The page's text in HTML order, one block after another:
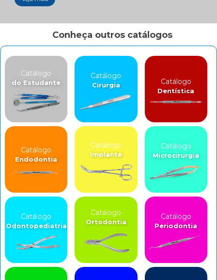
Conheça outros catálogos
Catálogo
do Estudante
Catálogo
Cirurgia Catálogo
Dentística
Catálogo
Endodontia
Catálogo
Implante
Catálogo
Microcirurgia
Catálogo
Odontopediatria
Catálogo
Ortodontia
Catálogo
Periodontia